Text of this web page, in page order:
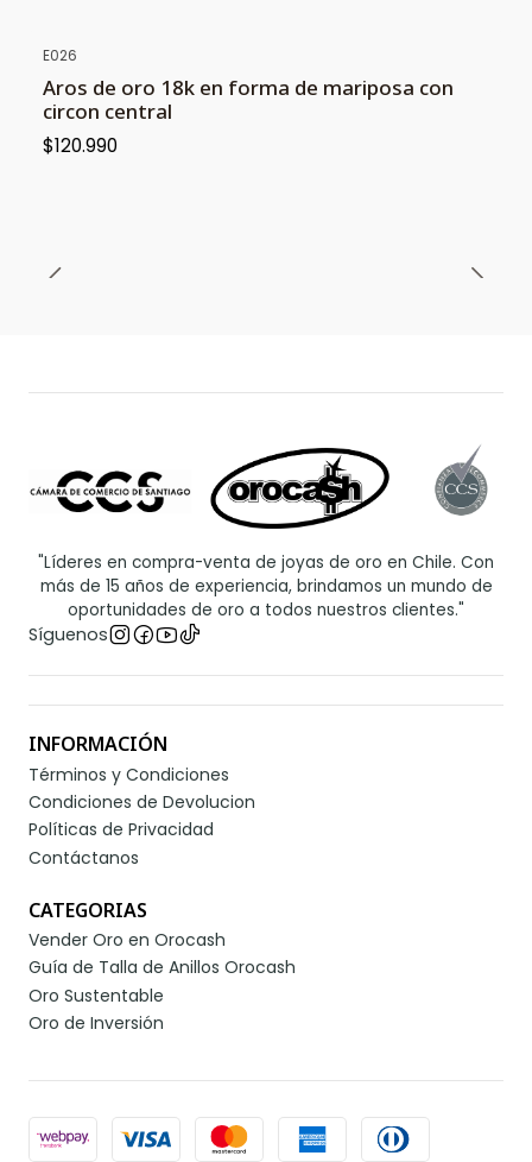
E026
Aros de oro 18k en forma de mariposa con
circon central
$120.990
"Líderes en compra-venta de joyas de oro en Chile. Con
más de 15 años de experiencia, brindamos un mundo de
oportunidades de oro a todos nuestros clientes."
Síguenos
INFORMACIÓN
Términos y Condiciones
Condiciones de Devolucion
Políticas de Privacidad
Contáctanos
CATEGORIAS
Vender Oro en Orocash
Guía de Talla de Anillos Orocash
Oro Sustentable
Oro de Inversión